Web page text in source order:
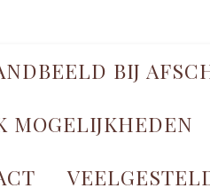
BIJ
MOGELIJKHEDEN